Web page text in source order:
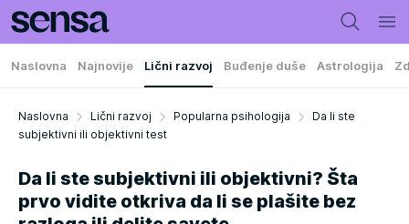
Naslovna Najnovije Lični razvoj Buđenje duše Astrologija
Naslovna Lični razvoj Popularna psihologija
Da li ste
subjektivni ili objektivni test
Da li ste subjektivni ili objektivni? Šta
prvo vidite otkriva da li se plašite bez